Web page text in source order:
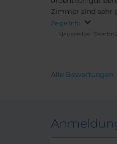
Zimmer sind sehr groß
sauber.es gibt
nichts was ich
Zeige Info
klausseibel.
Alle Bewertungen